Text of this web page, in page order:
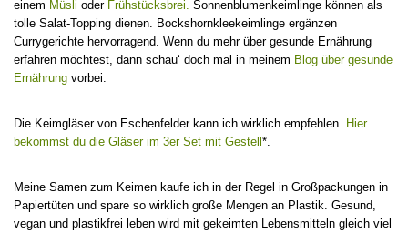
einem Müsli oder Frühstücksbrei. Sonnenblumenkeimlinge können als
tolle Salat-Topping dienen. Bockshornkleekeimlinge ergänzen
Currygerichte hervorragend. Wenn du mehr über gesunde Ernährung
erfahren möchtest, dann schau‘ doch mal in meinem Blog über gesunde
Ernährung vorbei.
Die Keimgläser von Eschenfelder kann ich wirklich empfehlen.
Hier
bekommst du die Gläser im 3er Set mit Gestell *.
Meine Samen zum Keimen kaufe ich in der Regel in Großpackungen in
Papiertüten und spare so wirklich große Mengen an Plastik. Gesund,
vegan und plastikfrei leben wird mit gekeimten Lebensmitteln gleich viel